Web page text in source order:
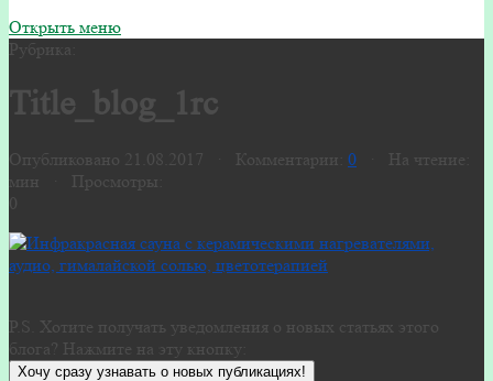
Открыть меню
Рубрика:
Title_blog_1rc
Опубликовано 21.08.2017 · Комментарии: 0 · На чтение:
мин · Просмотры:
0
P.S. Хотите получать уведомления о новых статьях этого
блога? Нажмите на эту кнопку:
Хочу сразу узнавать о новых публикациях!